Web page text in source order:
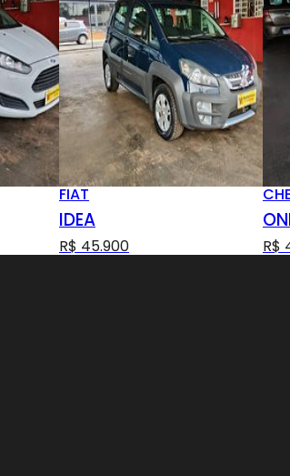
FIAT
IDEA
R$ 45.900 R$